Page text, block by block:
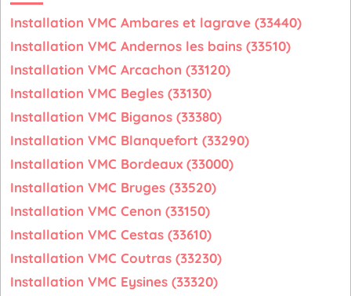
Installation VMC Ambares et lagrave (33440)
Installation VMC Andernos les bains (33510)
Installation VMC Arcachon (33120)
Installation VMC Begles (33130)
Installation VMC Biganos (33380)
Installation VMC Blanquefort (33290)
Installation VMC Bordeaux (33000)
Installation VMC Bruges (33520)
Installation VMC Cenon (33150)
Installation VMC Cestas (33610)
Installation VMC Coutras (33230)
Installation VMC Eysines (33320)